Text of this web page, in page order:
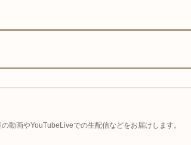
動画やYouTubeLiveでの生配信などをお届けします。